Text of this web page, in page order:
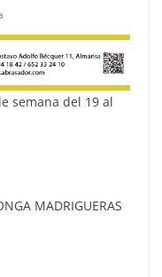
semana del 19 al
MADRIGUERAS